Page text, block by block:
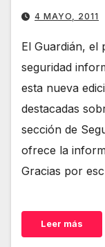
4 MAYO, 2011
El Guardián, el
seguridad
esta nueva
destacadas
sección de
ofrece la
Gracias por
Leer más